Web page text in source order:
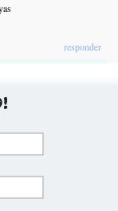
responder